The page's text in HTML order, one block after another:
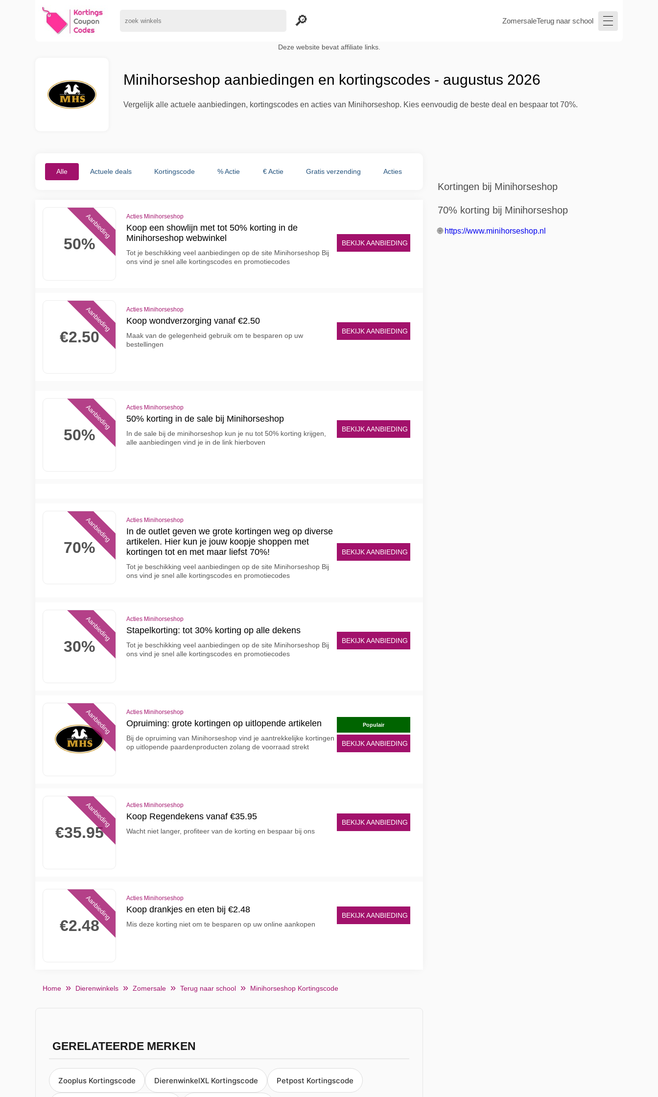
ZomersaleTerug naar school
Deze website bevat affiliate links.
Minihorseshop aanbiedingen en kortingscodes - augustus 2026
Vergelijk alle actuele aanbiedingen, kortingscodes en acties van Minihorseshop. Kies eenvoudig de beste deal en bespaar tot 70%.
Alle Actuele deals Kortingscode % Actie € Actie Gratis verzending Acties
50%
Aanbieding Acties Minihorseshop
Koop een showlijn met tot 50% korting in de
Minihorseshop webwinkel
Tot je beschikking veel aanbiedingen op de site Minihorseshop Bij
ons vind je snel alle kortingscodes en promotiecodes
BEKIJK AANBIEDING
€2.50
Aanbieding Acties Minihorseshop
Koop wondverzorging vanaf €2.50
Maak van de gelegenheid gebruik om te besparen op uw
bestellingen
BEKIJK AANBIEDING
50%
Aanbieding Acties Minihorseshop
50% korting in de sale bij Minihorseshop
In de sale bij de minihorseshop kun je nu tot 50% korting krijgen,
alle aanbiedingen vind je in de link hierboven
BEKIJK AANBIEDING
70%
Aanbieding Acties Minihorseshop
In de outlet geven we grote kortingen weg op diverse
artikelen. Hier kun je jouw koopje shoppen met
kortingen tot en met maar liefst 70%!
Tot je beschikking veel aanbiedingen op de site Minihorseshop Bij
ons vind je snel alle kortingscodes en promotiecodes
BEKIJK AANBIEDING
30%
Aanbieding Acties Minihorseshop
Stapelkorting: tot 30% korting op alle dekens
Tot je beschikking veel aanbiedingen op de site Minihorseshop Bij
ons vind je snel alle kortingscodes en promotiecodes
BEKIJK AANBIEDING
Aanbieding Acties Minihorseshop
Opruiming: grote kortingen op uitlopende artikelen
Bij de opruiming van Minihorseshop vind je aantrekkelijke kortingen
op uitlopende paardenproducten zolang de voorraad strekt
Populair
BEKIJK AANBIEDING
€35.95
Aanbieding Acties Minihorseshop
Koop Regendekens vanaf €35.95
Wacht niet langer, profiteer van de korting en bespaar bij ons
BEKIJK AANBIEDING
€2.48
Aanbieding Acties Minihorseshop
Koop drankjes en eten bij €2.48
Mis deze korting niet om te besparen op uw online aankopen
BEKIJK AANBIEDING
Home Dierenwinkels Zomersale Terug naar school Minihorseshop Kortingscode
GERELATEERDE MERKEN
Zooplus Kortingscode DierenwinkelXL Kortingscode Petpost Kortingscode
Kortingen bij Minihorseshop
70% korting bij Minihorseshop
🌐 https://www.minihorseshop.nl